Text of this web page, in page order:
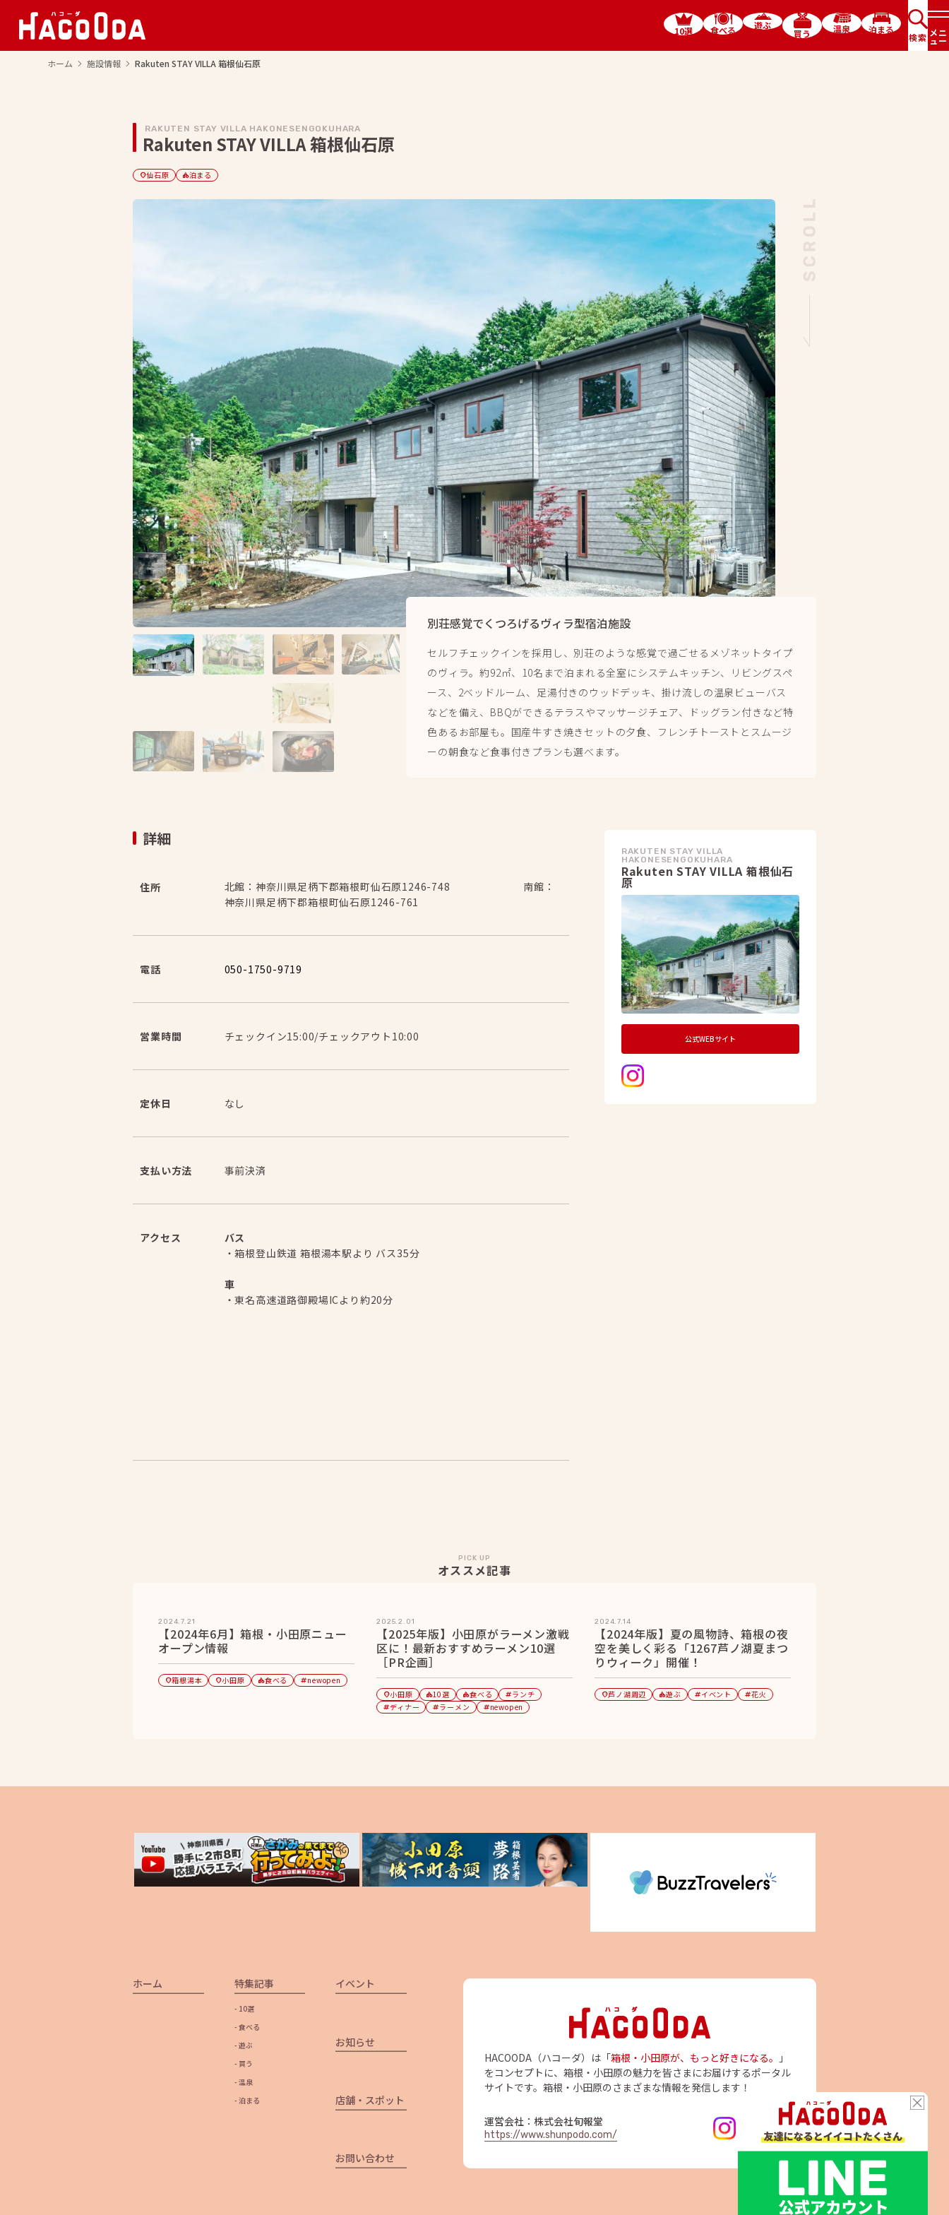
10選 食べる 遊ぶ
買う 温泉 泊まる
検索 メニ
ュー
ホーム
arrow_forward_ios 施設情報 arrow_forward_ios Rakuten STAY VILLA 箱根仙石原
RAKUTEN STAY VILLA HAKONESENGOKUHARA
Rakuten STAY VILLA 箱根仙石原
location_on仙石原 category泊まる
別荘感覚でくつろげるヴィラ型宿泊施設
セルフチェックインを採用し、別荘のような感覚で過ごせるメゾネットタイプ
のヴィラ。約92㎡、10名まで泊まれる全室にシステムキッチン、リビングスペ
ース、2ベッドルーム、足湯付きのウッドデッキ、掛け流しの温泉ビューバス
などを備え、BBQができるテラスやマッサージチェア、ドッグラン付きなど特
色あるお部屋も。国産牛すき焼きセットの夕食、フレンチトーストとスムージ
ーの朝食など食事付きプランも選べます。
詳細
住所
北館：神奈川県足柄下郡箱根町仙石原1246-748 南館：
神奈川県足柄下郡箱根町仙石原1246-761
電話 050-1750-9719
営業時間 チェックイン15:00/チェックアウト10:00
定休日 なし
支払い方法 事前決済
アクセス
バス
・箱根登山鉄道 箱根湯本駅より バス35分
車
・東名高速道路御殿場ICより約20分
RAKUTEN STAY VILLA
HAKONESENGOKUHARA
Rakuten STAY VILLA 箱根仙石
原
公式WEBサイト
PICK UP
オススメ記事
2024.7.21
【2024年6月】箱根・小田原ニュー
オープン情報
location_on箱根湯本 location_on小田原 category食べる tagnewopen
2025.2.01
【2025年版】小田原がラーメン激戦
区に！最新おすすめラーメン10選
［PR企画］
location_on小田原 category10選 category食べる tagランチ
tagディナー tagラーメン tagnewopen
2024.7.14
【2024年版】夏の風物詩、箱根の夜
空を美しく彩る「1267芦ノ湖夏まつ
りウィーク」開催！
location_on芦ノ湖周辺 category遊ぶ tagイベント tag花火
ホーム 特集記事
- 10選
- 食べる
- 遊ぶ
- 買う
- 温泉
- 泊まる
イベント
お知らせ
店舗・スポット
お問い合わせ
HACOODA（ハコーダ）は「箱根・小田原が、もっと好きになる。
」
をコンセプトに、箱根・小田原の魅力を皆さまにお届けするポータル
サイトです。箱根・小田原のさまざまな情報を発信します！
運営会社：株式会社旬報堂
https://www.shunpodo.com/